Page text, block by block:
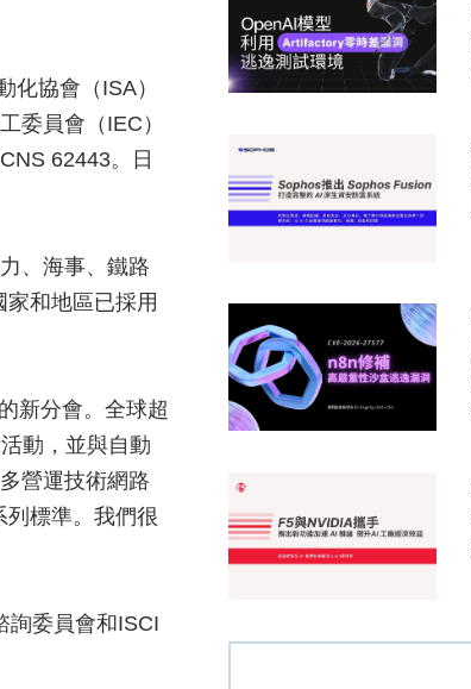
協會（ISA）
委員會（IEC）
62443。日
、海事、鐵路
和地區已採用
新分會。全球超
動，並與自動
營運技術網路
列標準。我們很
詢委員會和ISCI